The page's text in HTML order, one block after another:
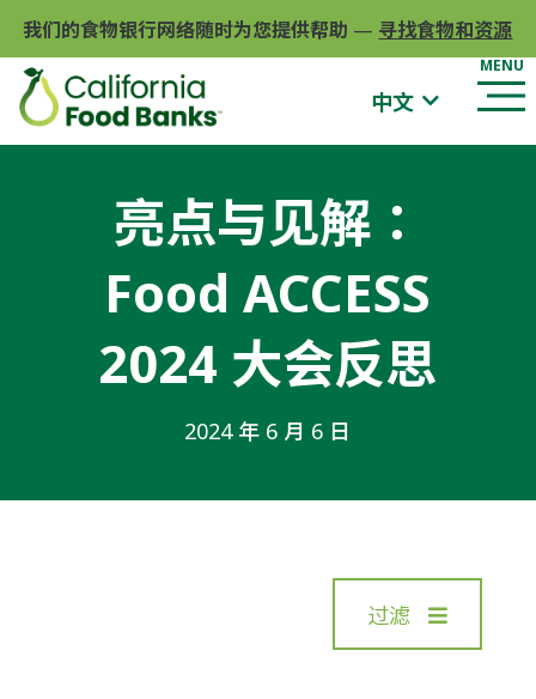
我们的食物银行网络随时为您提供帮助 — 寻找食物和资源
中文
亮点与见解：
Food ACCESS
2024 大会反思
2024 年 6 月 6 日
过滤